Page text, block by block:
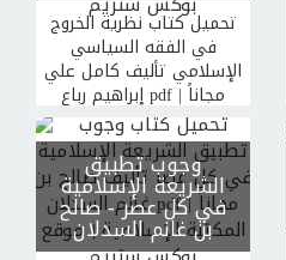
تحميل كتاب نظرية الخروج
في الفقه السياسي
الإسلامي تأليف كامل علي
إبراهيم رباع pdf مجاناً |
المكتبة الإسلامية | موقع
بوكس ستريم
وجوب تطبيق
الشريعة الإسلامية
في كل عصر - صالح
بن غانم السدلان